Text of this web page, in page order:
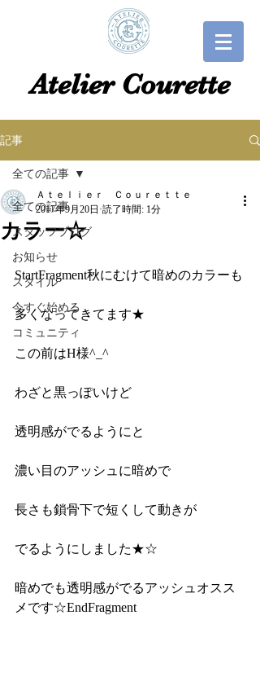
​​Atelier Courette​
記事
全ての記事
スタッフブログ
お知らせ
スタイル
今すぐ始める
コミュニティ
全ての記事
カラー☆
Ａｔｅｌｉｅｒ Ｃｏｕｒｅｔｔｅ
2017年9月20日 読了時間: 1分
StartFragment秋にむけて暗めのカラーも
多くなってきてます★
この前はH様^_^
わざと黒っぽいけど
透明感がでるようにと
濃い目のアッシュに暗めで
長さも鎖骨下で短くして動きが
でるようにしました★☆
暗めでも透明感がでるアッシュオスス
メです☆EndFragment